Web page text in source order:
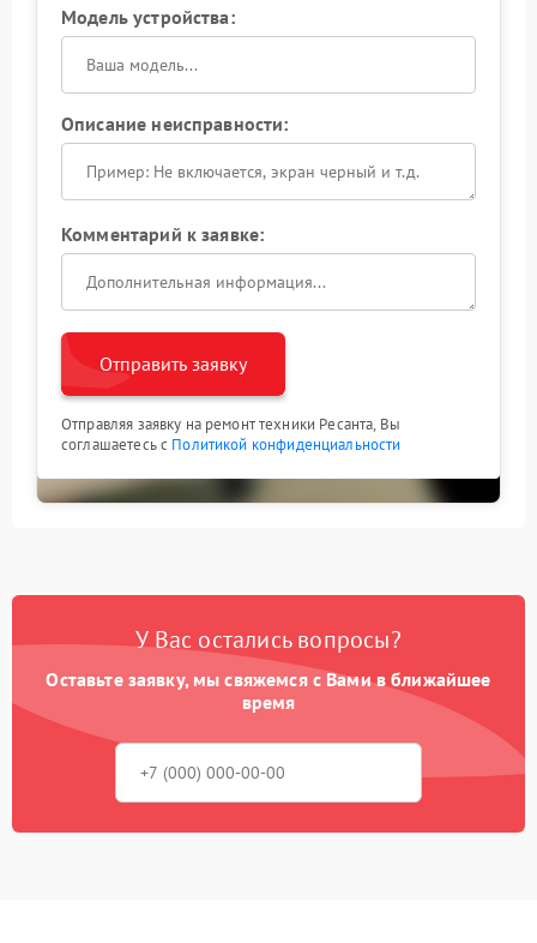
Модель устройства:
Описание неисправности:
Комментарий к заявке:
Отправить заявку
Отправляя заявку на ремонт техники Ресанта, Вы
соглашаетесь с Политикой конфиденциальности
У Вас остались вопросы?
Оставьте заявку, мы свяжемся с Вами в ближайшее
время